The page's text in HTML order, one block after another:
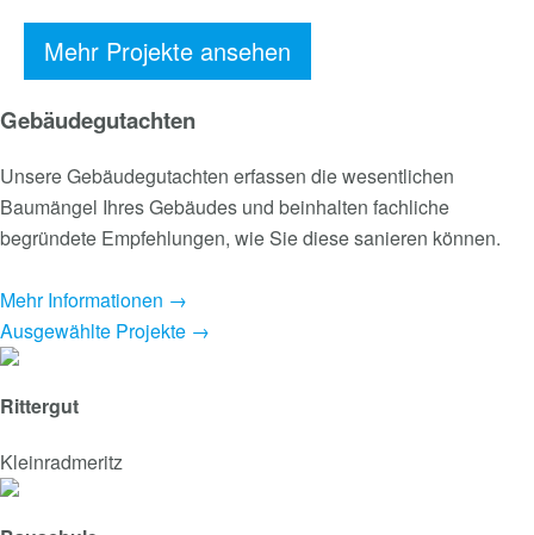
Mehr Projekte ansehen
Gebäudegutachten
Unsere Gebäudegutachten erfassen die wesentlichen
Baumängel Ihres Gebäudes und beinhalten fachliche
begründete Empfehlungen, wie Sie diese sanieren können.
Mehr Informationen →
Ausgewählte Projekte →
Rittergut
Kleinradmeritz